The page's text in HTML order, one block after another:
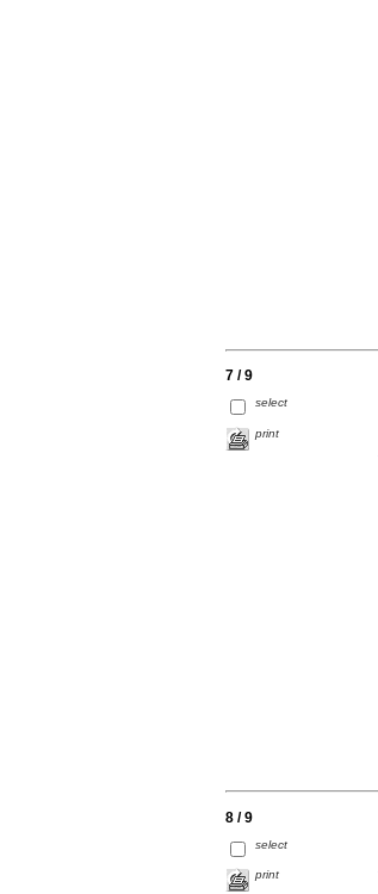
7 / 9
select
print
8 / 9
select
print